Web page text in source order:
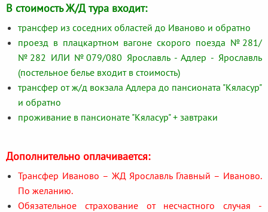
В стоимость Ж/Д тура входит:
трансфер из соседних областей до Иваново и обратно
проезд в плацкартном вагоне скорого поезда №281/
№282 ИЛИ №079/080 Ярославль - Адлер - Ярославль
(постельное белье входит в стоимость)
трансфер от ж/д вокзала Адлера до пансионата "Кяласур"
и обратно
проживание в пансионате "Кяласур" + завтраки
Дополнительно оплачивается:
Трансфер Иваново – ЖД Ярославль Главный – Иваново.
По желанию.
Обязательное страхование от несчастного случая -